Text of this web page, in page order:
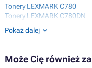
Tonery LEXMARK C780
Tonery LEXMARK C780DN
Tonery LEXMARK C780DTN
Tonery LEXMARK C780N
Tonery LEXMARK C782
Tonery LEXMARK C782DN
Pokaż dalej
Może Cię również